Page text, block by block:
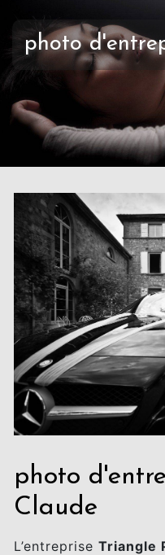
photo
photo
Claude
L’entreprise Triangle